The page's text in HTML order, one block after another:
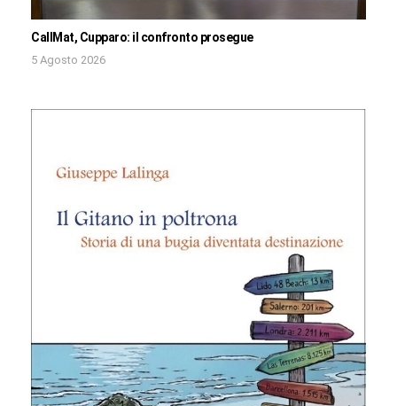
CallMat, Cupparo: il confronto prosegue
5 Agosto 2026